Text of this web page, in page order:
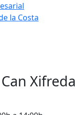
la Costa
Xifreda